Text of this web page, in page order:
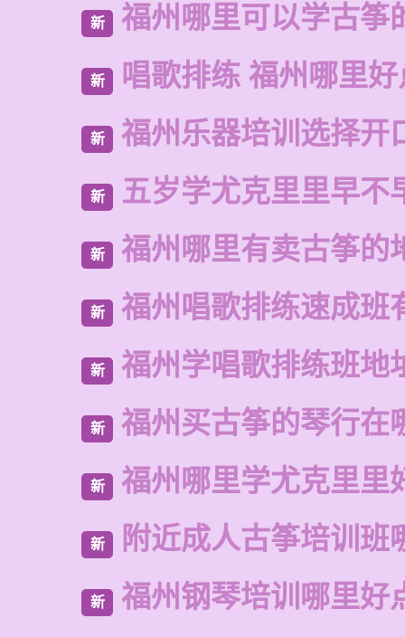
新 福州哪里可以学古筝
新 唱歌排练 福州哪里
新 福州乐器培训选择开
新 五岁学尤克里里早不
新 福州哪里有卖古筝的
新 福州唱歌排练速成班
新 福州学唱歌排练班地
新 福州买古筝的琴行在
新 福州哪里学尤克里里
新 附近成人古筝培训班
新 福州钢琴培训哪里好